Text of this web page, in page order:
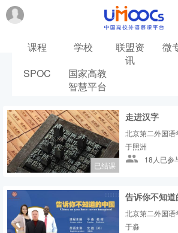
课程 学校
联盟资
讯
微
SPOC
国家高教
智慧平台
已结课
走进汉字
北京第二外国语
于照洲
18人已参
告诉你不知道
北京第二外国语
于淼